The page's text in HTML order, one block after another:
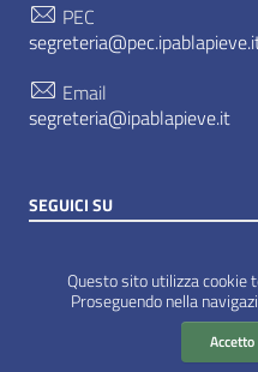
Questo sito utilizza cookie
Proseguendo nella
Accetto
PEC
Email
segreteria@ipablapieve.it
SEGUICI SU
WordPress
|Tema
Prototipo per siti PA di AgID